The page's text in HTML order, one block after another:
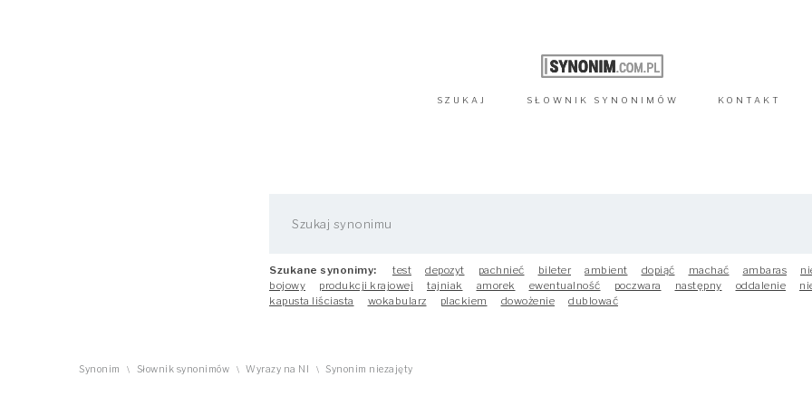
SZUKAJ SŁOWNIK SYNONIMÓW KONTAKT
Szukane synonimy: test depozyt pachnieć bileter ambient dopiąć machać ambaras
bojowy
produkcji krajowej tajniak amorek ewentualność poczwara następny oddalenie
kapusta liściasta
wokabularz plackiem dowożenie dublować
Synonim \ Słownik synonimów \ Wyrazy na NI \ Synonim niezajęty